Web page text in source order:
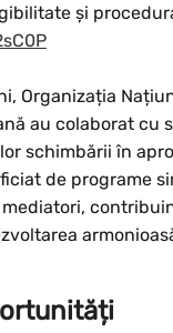
și
Organizația
au colaborat cu
schimbării în
de programe